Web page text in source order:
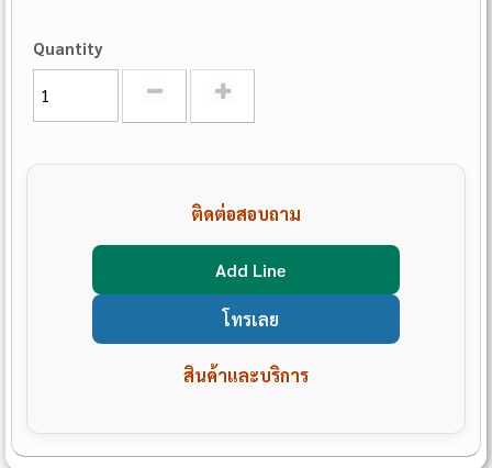
Quantity
ติดต่อสอบถาม
Add Line
โทรเลย
สินค้าและบริการ